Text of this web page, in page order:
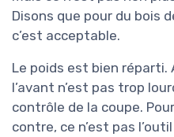
Disons que pour du bois
c’est acceptable.
Le poids est bien réparti.
l’avant n’est pas trop
contrôle de la coupe.
contre, ce n’est pas